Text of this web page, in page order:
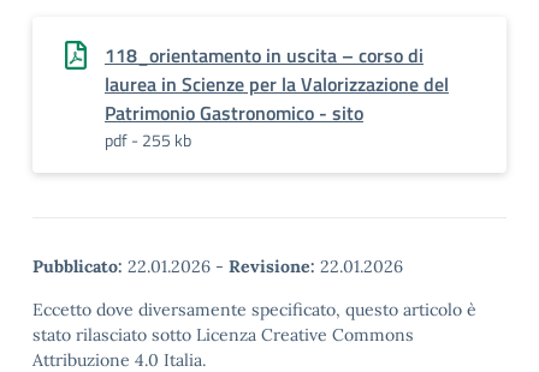
118_orientamento in uscita – corso di
laurea in Scienze per la Valorizzazione del
Patrimonio Gastronomico - sito
pdf - 255 kb
Pubblicato: 22.01.2026 - Revisione: 22.01.2026
Eccetto dove diversamente specificato, questo articolo è
stato rilasciato sotto Licenza Creative Commons
Attribuzione 4.0 Italia.